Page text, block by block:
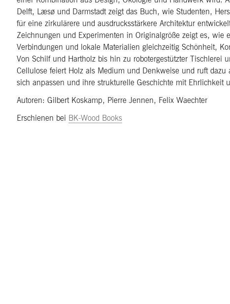
Delft, Læsø und Darmstadt zeigt das Buch, wie Studenten,
für eine zirkulärere und ausdrucksstärkere Architektur
Zeichnungen und Experimenten in Originalgröße zeigt es, wie
Verbindungen und lokale Materialien gleichzeitig Schönheit,
Von Schilf und Hartholz bis hin zu robotergestützter Tischlerei
Cellulose feiert Holz als Medium und Denkweise und ruft
sich anpassen und ihre strukturelle Geschichte mit Ehrlichkeit
Autoren: Gilbert Koskamp, Pierre Jennen, Felix Waechter
Erschienen bei BK-Wood Books